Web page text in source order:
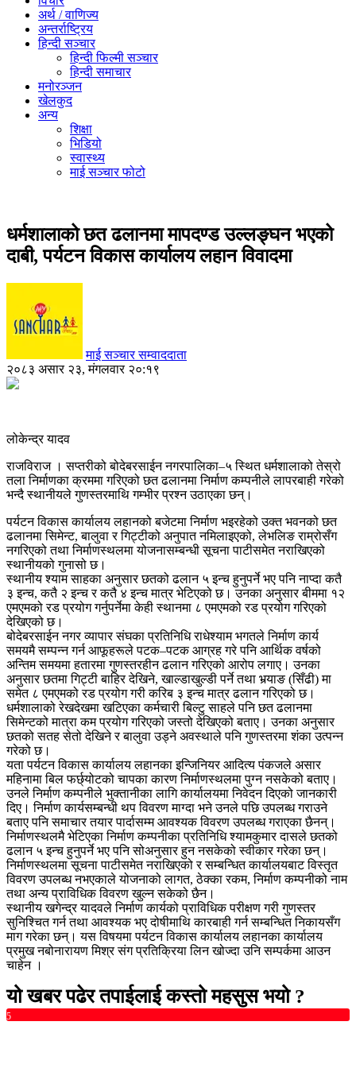
अर्थ / वाणिज्य
अन्तर्राष्ट्रिय
हिन्दी सञ्‍चार
हिन्दी फिल्मी सञ्‍चार
हिन्दी समाचार
मनोरञ्‍जन
खेलकुद
अन्य
शिक्षा
भिडियो
स्वास्थ्य
माई सञ्‍चार फोटो
धर्मशालाको छत ढलानमा मापदण्ड उल्लङ्घन भएको
दाबी, पर्यटन विकास कार्यालय लहान विवादमा
माई सञ्‍चार सम्वाददाता
२०८३ असार २३, मंगलवार २०:१९
लोकेन्द्र यादव
राजविराज । सप्तरीको बोदेबरसाईन नगरपालिका–५ स्थित धर्मशालाको तेस्रो
तला निर्माणका क्रममा गरिएको छत ढलानमा निर्माण कम्पनीले लापरबाही गरेको
भन्दै स्थानीयले गुणस्तरमाथि गम्भीर प्रश्न उठाएका छन्।
पर्यटन विकास कार्यालय लहानको बजेटमा निर्माण भइरहेको उक्त भवनको छत
ढलानमा सिमेन्ट, बालुवा र गिट्टीको अनुपात नमिलाइएको, लेभलिङ राम्रोसँग
नगरिएको तथा निर्माणस्थलमा योजनासम्बन्धी सूचना पाटीसमेत नराखिएको
स्थानीयको गुनासो छ।
स्थानीय श्याम साहका अनुसार छतको ढलान ५ इन्च हुनुपर्ने भए पनि नाप्दा कतै
३ इन्च, कतै २ इन्च र कतै ४ इन्च मात्र भेटिएको छ। उनका अनुसार बीममा १२
एमएमको रड प्रयोग गर्नुपर्नेमा केही स्थानमा ८ एमएमको रड प्रयोग गरिएको
देखिएको छ।
बोदेबरसाईन नगर व्यापार संघका प्रतिनिधि राधेश्याम भगतले निर्माण कार्य
समयमै सम्पन्न गर्न आफूहरूले पटक–पटक आग्रह गरे पनि आर्थिक वर्षको
अन्तिम समयमा हतारमा गुणस्तरहीन ढलान गरिएको आरोप लगाए। उनका
अनुसार छतमा गिट्टी बाहिर देखिने, खाल्डाखुल्डी पर्ने तथा भर्‍याङ (सिँढी) मा
समेत ८ एमएमको रड प्रयोग गरी करिब ३ इन्च मात्र ढलान गरिएको छ।
धर्मशालाको रेखदेखमा खटिएका कर्मचारी बिल्टु साहले पनि छत ढलानमा
सिमेन्टको मात्रा कम प्रयोग गरिएको जस्तो देखिएको बताए। उनका अनुसार
छतको सतह सेतो देखिने र बालुवा उड्ने अवस्थाले पनि गुणस्तरमा शंका उत्पन्न
गरेको छ।
यता पर्यटन विकास कार्यालय लहानका इन्जिनियर आदित्य पंकजले असार
महिनामा बिल फर्छ्योटको चापका कारण निर्माणस्थलमा पुग्न नसकेको बताए।
उनले निर्माण कम्पनीले भुक्तानीका लागि कार्यालयमा निवेदन दिएको जानकारी
दिए। निर्माण कार्यसम्बन्धी थप विवरण माग्दा भने उनले पछि उपलब्ध गराउने
बताए पनि समाचार तयार पार्दासम्म आवश्यक विवरण उपलब्ध गराएका छैनन्।
निर्माणस्थलमै भेटिएका निर्माण कम्पनीका प्रतिनिधि श्यामकुमार दासले छतको
ढलान ५ इन्च हुनुपर्ने भए पनि सोअनुसार हुन नसकेको स्वीकार गरेका छन्।
निर्माणस्थलमा सूचना पाटीसमेत नराखिएको र सम्बन्धित कार्यालयबाट विस्तृत
विवरण उपलब्ध नभएकाले योजनाको लागत, ठेक्का रकम, निर्माण कम्पनीको नाम
तथा अन्य प्राविधिक विवरण खुल्न सकेको छैन।
स्थानीय खगेन्द्र यादवले निर्माण कार्यको प्राविधिक परीक्षण गरी गुणस्तर
सुनिश्चित गर्न तथा आवश्यक भए दोषीमाथि कारबाही गर्न सम्बन्धित निकायसँग
माग गरेका छन्। यस विषयमा पर्यटन विकास कार्यालय लहानका कार्यालय
प्रमुख नबोनारायण मिश्र संग प्रतिक्रिया लिन खोज्दा उनि सम्पर्कमा आउन
चाहेन ।
यो खबर पढेर तपाईलाई कस्तो महसुस भयो ?
5